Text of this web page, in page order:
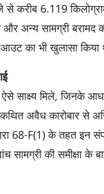
से करीब 6.119
और अन्य सामग्री
का भी खुलासा किया
ऐसे साक्ष्य मिले, जिनके
अवैध कारोबार से
68-F(1) के तहत इन
सामग्री की समीक्षा